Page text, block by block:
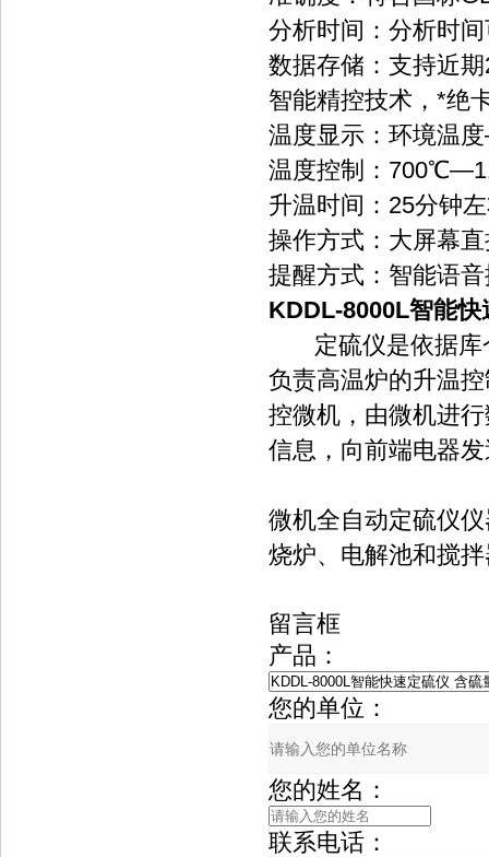
分析时间：分析时
数据存储：支持
智能精控技术，*绝卡
温度显示：环境温
温度控制：
升温时间：25分钟左
操作方式：大屏幕
提醒方式：智能语
KDDL-8000L智能
定硫仪是依据库仑
负责高温炉的升温控制
控微机，由微机进
信息，向前端电器发
微机全自动定硫仪仪
烧炉、电解池和搅
留言框
产品：
您的单位：
您的姓名：
联系电话：